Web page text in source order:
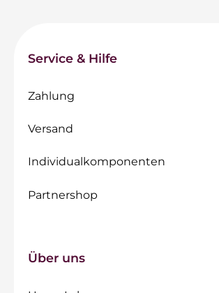
Service & Hilfe
Zahlung
Versand
Individualkomponenten
Partnershop
Über uns